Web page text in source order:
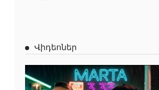
Վիդեոներ